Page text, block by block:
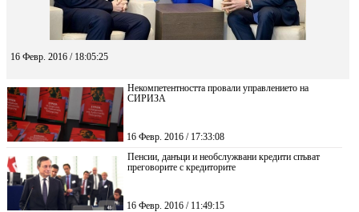
16 Февр. 2016 / 18:05:25
Некомпетентността провали управлението на
СИРИЗА
16 Февр. 2016 / 17:33:08
Пенсии, данъци и необслужвани кредити спъват
преговорите с кредиторите
16 Февр. 2016 / 11:49:15